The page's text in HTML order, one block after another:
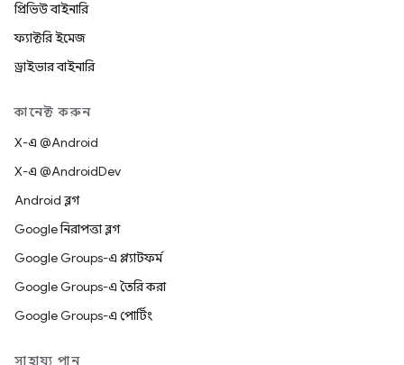
প্রিভিউ বাইনারি
ফ্যাক্টরি ইমেজ
ড্রাইভার বাইনারি
কানেক্ট করুন
X-এ @Android
X-এ @AndroidDev
Android ব্লগ
Google নিরাপত্তা ব্লগ
Google Groups-এ প্ল্যাটফর্ম
Google Groups-এ তৈরি করা
Google Groups-এ পোর্টিং
সাহায্য পান